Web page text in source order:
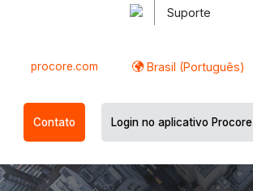
Suporte
procore.com Brasil (Português)
Contato Login no aplicativo Procore